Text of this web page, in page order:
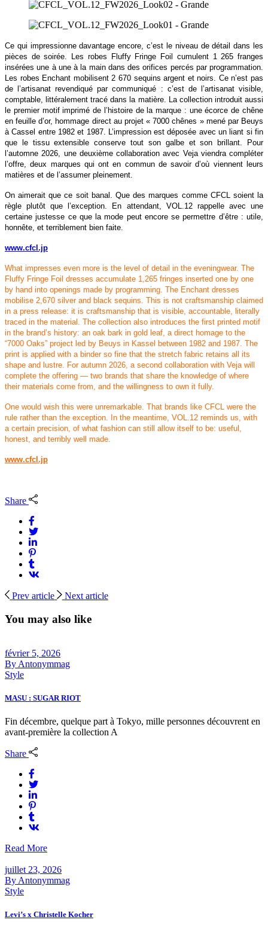
Ce qui impressionne davantage encore, c’est le niveau de détail dans les
pièces de soirée. Les robes
Fluffy Fringe Foil
cumulent 1 265 franges
insérées une à une à la main dans des orifices percés par programmation.
Les robes Enchant mobilisent 2 670 sequins argent et noirs. Ce n’est pas
de l’artisanat revendiqué par communiqué : c’est de l’artisanat visible,
comptable, littéralement tracé dans la matière. La collection introduit aussi
le premier motif imprimé de l’histoire de la marque : une écorce de chêne
en feuille d’or, hommage direct au projet « 7000 chênes » mené par Beuys
à Cassel entre 1982 et 1987. L’impression est déposée avec un liant si fin
que le tissu extensible conserve tout son galbe et son brillant. Pour
l’automne 2026, une deuxième collaboration avec Veja viendra compléter
l’offre, deux marques qui ont en commun de savoir d’où viennent leurs
matières et de l’assumer pleinement.
On aimerait que ce soit banal. Que des marques comme CFCL soient la
règle plutôt que l’exception. En attendant, VOL.12 rappelle avec une
certaine justesse ce que la mode peut encore se permettre d’être : utile,
honnête, et terriblement bien faite.
www.cfcl.jp
What impresses even more is the level of detail in the eveningwear. The
Fluffy Fringe Foil dresses accumulate 1,265 fringes inserted one by one
by hand into openings made by programming. The Enchant dresses
mobilise 2,670 silver and black sequins. This is not craftsmanship claimed
in a press release: it is craftsmanship that is visible, accountable, literally
traced in the material. The collection also introduces the first printed motif
in the brand’s history: an oak bark in gold leaf, a direct homage to the
“7000 Oaks” project led by Beuys in Kassel between 1982 and 1987. The
print is applied with a binder so fine that the stretch fabric retains all its
shape and lustre. For autumn 2026, a second collaboration with Veja will
complete the offering — two brands that share the knowledge of where
their materials come from, and the willingness to own it fully.
One would wish this were unremarkable. That brands like CFCL were the
rule rather than the exception. In the meantime, VOL.12 reminds us, with
a certain precision, of what fashion can still allow itself to be: useful,
honest, and terribly well made.
www.cfcl.jp
Share
Prev article Next article
You may also like
février 5, 2026
By Antonymmag
Style
MASU : SUGAR RIOT
Fin décembre, quelque part à Tokyo, mille personnes découvrent en
avant-première la collection A
Share
Read More
juillet 23, 2026
By Antonymmag
Style
Levi’s x Christelle Kocher